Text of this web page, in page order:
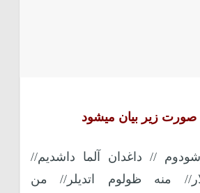
زیر بیان میشود
// داغدان آلما داشدیم//
منه ظولوم اتدیلر// من